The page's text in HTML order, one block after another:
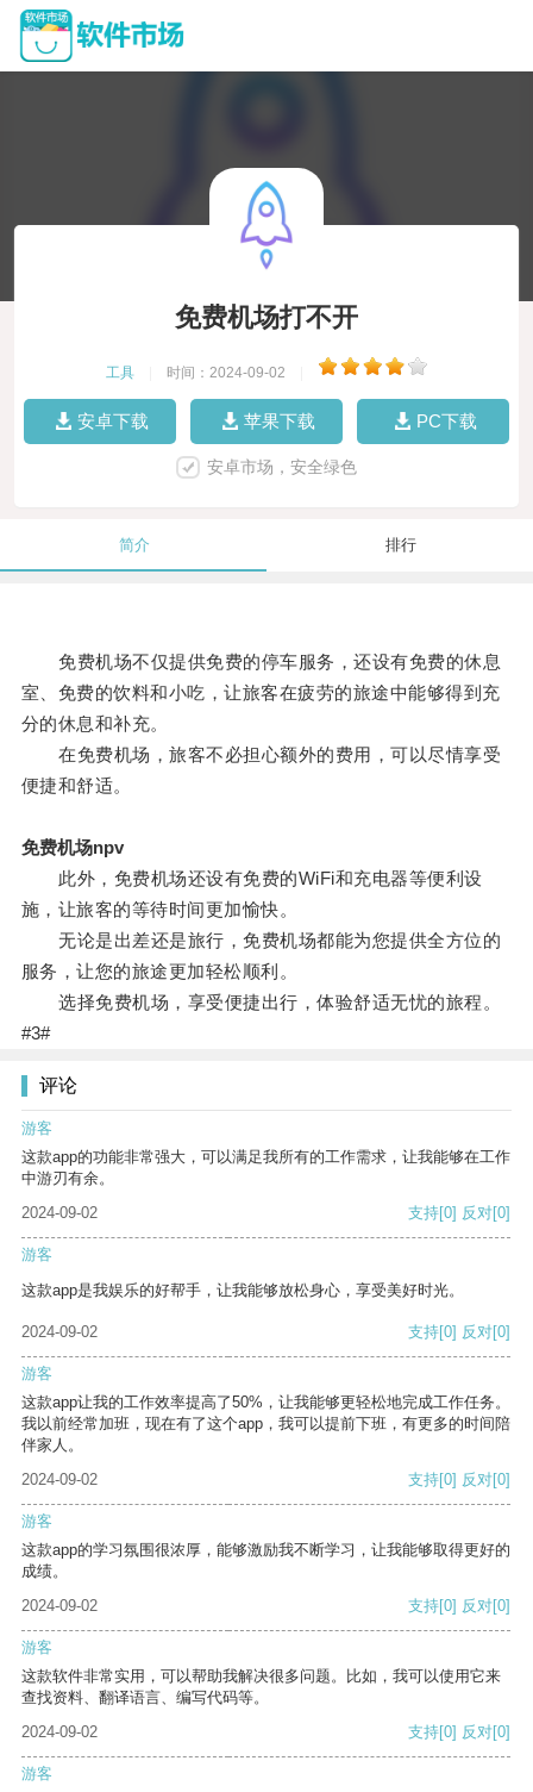
免费机场打不开
工具 时间：2024-09-02
安卓下载 苹果下载 PC下载
安卓市场，安全绿色
简介 排行
免费机场不仅提供免费的停车服务，还设有免费的休息
室、免费的饮料和小吃，让旅客在疲劳的旅途中能够得到充
分的休息和补充。
在免费机场，旅客不必担心额外的费用，可以尽情享受
便捷和舒适。
免费机场npv
此外，免费机场还设有免费的WiFi和充电器等便利设
施，让旅客的等待时间更加愉快。
无论是出差还是旅行，免费机场都能为您提供全方位的
服务，让您的旅途更加轻松顺利。
选择免费机场，享受便捷出行，体验舒适无忧的旅程。
#3#
评论
游客
这款app的功能非常强大，可以满足我所有的工作需求，让我能够在工作
中游刃有余。
2024-09-02
支持[0] 反对[0]
游客
这款app是我娱乐的好帮手，让我能够放松身心，享受美好时光。
2024-09-02 支持[0] 反对[0]
游客
这款app让我的工作效率提高了50%，让我能够更轻松地完成工作任务。
我以前经常加班，现在有了这个app，我可以提前下班，有更多的时间陪
伴家人。
2024-09-02
支持[0] 反对[0]
游客
这款app的学习氛围很浓厚，能够激励我不断学习，让我能够取得更好的
成绩。
2024-09-02
支持[0] 反对[0]
游客
这款软件非常实用，可以帮助我解决很多问题。比如，我可以使用它来
查找资料、翻译语言、编写代码等。
2024-09-02
支持[0] 反对[0]
游客